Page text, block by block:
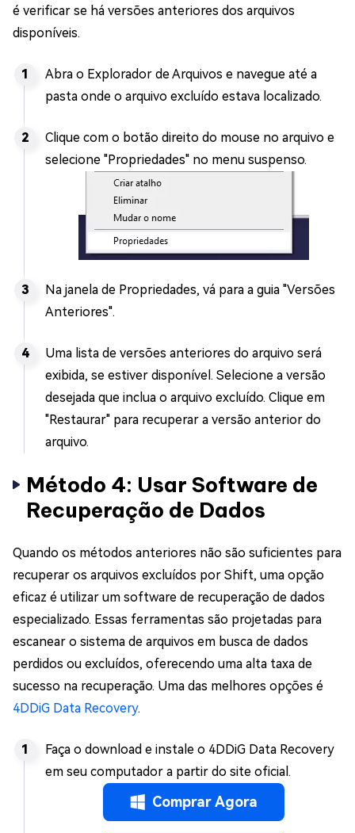
é verificar se há versões anteriores dos arquivos
disponíveis.
Abra o Explorador de Arquivos e navegue até a
pasta onde o arquivo excluído estava localizado.
Clique com o botão direito do mouse no arquivo e
selecione "Propriedades" no menu suspenso.
Na janela de Propriedades, vá para a guia "Versões
Anteriores".
Uma lista de versões anteriores do arquivo será
exibida, se estiver disponível. Selecione a versão
desejada que inclua o arquivo excluído. Clique em
"Restaurar" para recuperar a versão anterior do
arquivo.
Método 4: Usar Software de
Recuperação de Dados
Quando os métodos anteriores não são suficientes para
recuperar os arquivos excluídos por Shift, uma opção
eficaz é utilizar um software de recuperação de dados
especializado. Essas ferramentas são projetadas para
escanear o sistema de arquivos em busca de dados
perdidos ou excluídos, oferecendo uma alta taxa de
sucesso na recuperação. Uma das melhores opções é
4DDiG Data Recovery.
Faça o download e instale o 4DDiG Data Recovery
em seu computador a partir do site oficial.
Comprar Agora